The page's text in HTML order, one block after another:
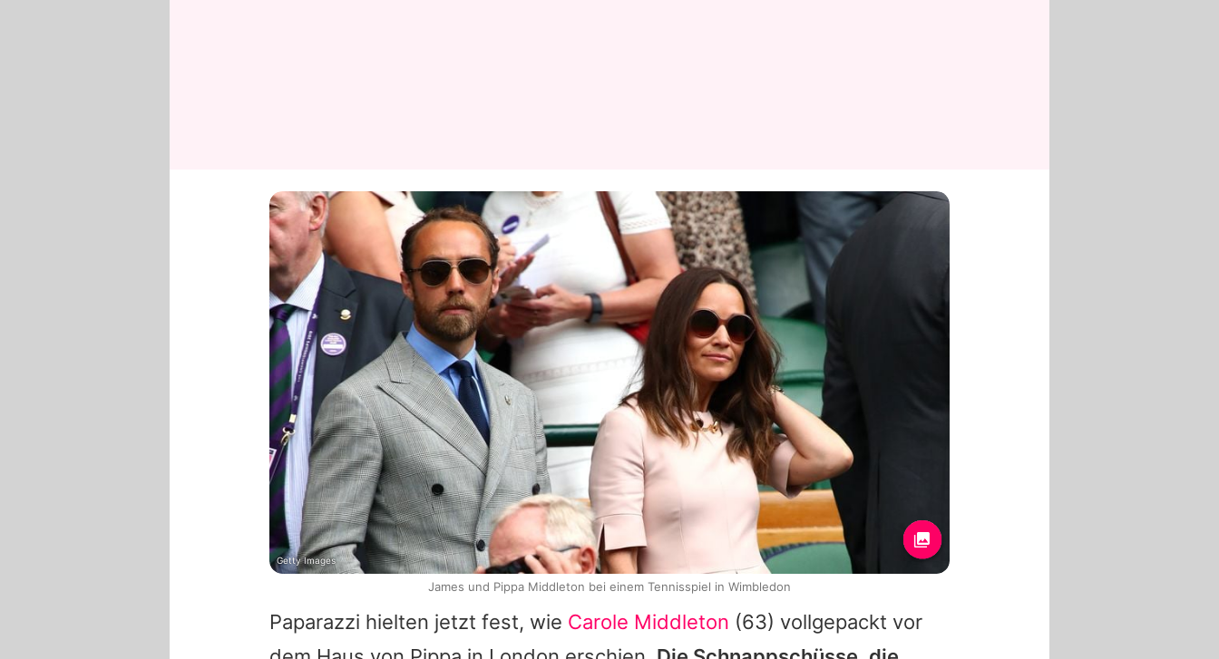
Pa­pa­raz­zi hielten jetzt fest, wie Carole Middleton (63) vollgepackt vor
Getty Images
James und Pippa Middleton bei einem Tennisspiel in Wimbledon